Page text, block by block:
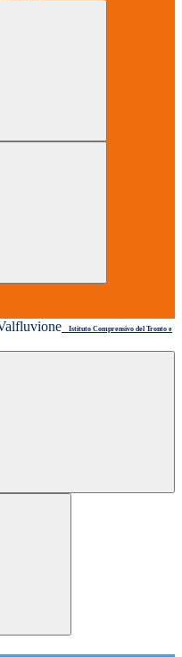
Istituto Comprensivo del Tronto e